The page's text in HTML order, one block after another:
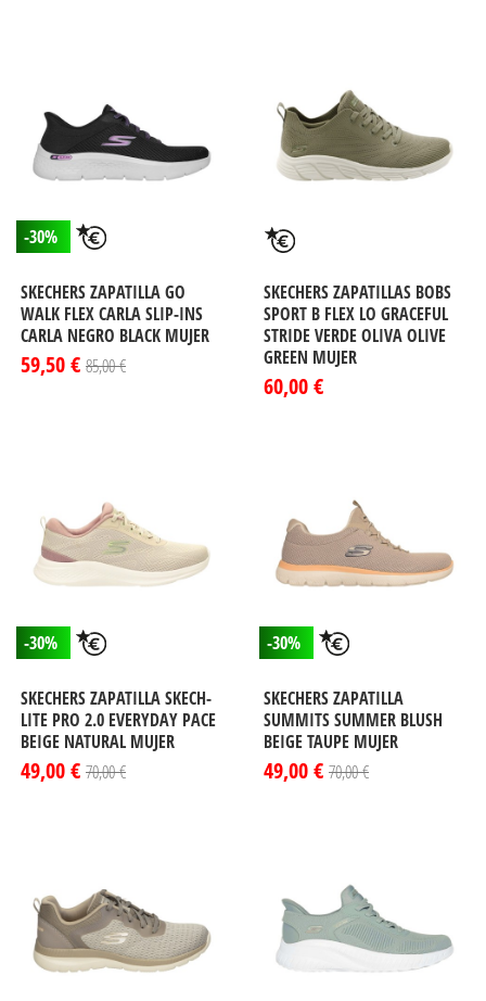
-30%
SKECHERS ZAPATILLA GO
WALK FLEX CARLA SLIP-INS
CARLA NEGRO BLACK MUJER
59,50 € 85,00 €
SKECHERS ZAPATILLAS BOBS
SPORT B FLEX LO GRACEFUL
STRIDE VERDE OLIVA OLIVE
GREEN MUJER
60,00 €
-30%
SKECHERS ZAPATILLA SKECH-
LITE PRO 2.0 EVERYDAY PACE
BEIGE NATURAL MUJER
49,00 € 70,00 €
-30%
SKECHERS ZAPATILLA
SUMMITS SUMMER BLUSH
BEIGE TAUPE MUJER
49,00 € 70,00 €